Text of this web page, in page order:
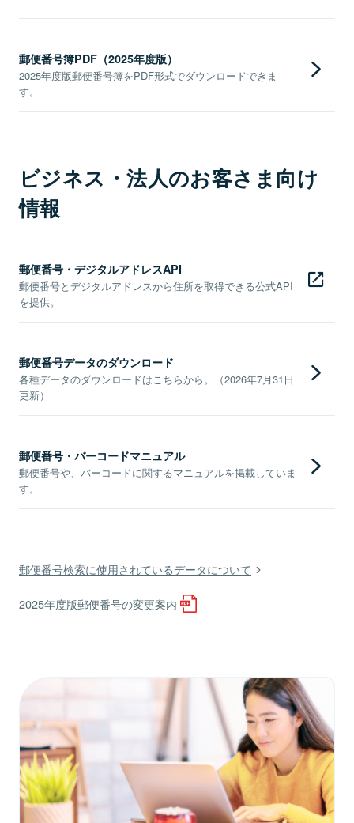
郵便番号簿PDF（2025年度版）
2025年度版郵便番号簿をPDF形式でダウンロードできま
す。
ビジネス・法人のお客さま向け
情報
郵便番号・デジタルアドレスAPI
郵便番号とデジタルアドレスから住所を取得できる公式API
を提供。
郵便番号データのダウンロード
各種データのダウンロードはこちらから。（2026年7月31日
更新）
郵便番号・バーコードマニュアル
郵便番号や、バーコードに関するマニュアルを掲載していま
す。
郵便番号検索に使用されているデータについて
2025年度版郵便番号の変更案内